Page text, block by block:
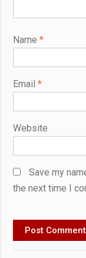
Name *
Email *
Website
Save my
the next time I